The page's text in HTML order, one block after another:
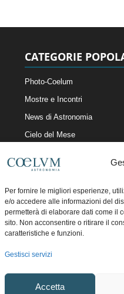
Per fornire le migliori esperienze,
e/o accedere alle informazioni del
permetterà di elaborare dati come il
sito. Non acconsentire o ritirare il
caratteristiche e funzioni.
Gestisci servizi
Accetta
CATEGORIE
Photo-Coelum
Mostre e Incontri
News di Astronomia
Cielo del Mese
Articoli e Risorse On-Line
Il Blog della Redazione